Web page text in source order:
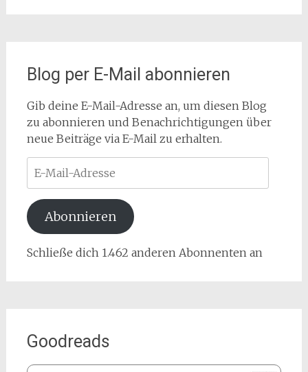
Blog per E-Mail abonnieren
Gib deine E-Mail-Adresse an, um diesen Blog
zu abonnieren und Benachrichtigungen über
neue Beiträge via E-Mail zu erhalten.
Mail-
Adresse
Abonnieren
Schließe dich 1.462 anderen Abonnenten an
Goodreads